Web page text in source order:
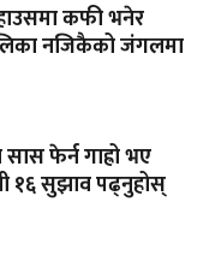
कफी भनेर
नजिकैको जंगलमा
फेर्न गाह्रो भए
१६ सुझाव पढ्नुहोस्